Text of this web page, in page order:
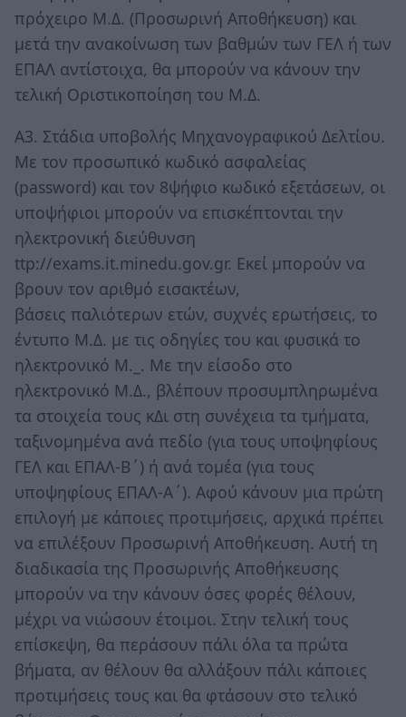
πρόχειρο Μ.Δ. (Προσωρινή Αποθήκευση) και
μετά την ανακοίνωση των βαθμών των ΓΕΛ ή των
ΕΠΑΛ αντίστοιχα, θα μπορούν να κάνουν την
τελική Οριστικοποίηση του Μ.Δ.
Α3. Στάδια υποβολής Μηχανογραφικού Δελτίου.
Με τον προσωπικό κωδικό ασφαλείας
(password) και τον 8ψήφιο κωδικό εξετάσεων, οι
υποψήφιοι μπορούν να επισκέπτονται την
ηλεκτρονική διεύθυνση
ttp://exams.it.minedu.gov.gr. Εκεί μπορούν να
βρουν τον αριθμό εισακτέων,
βάσεις παλιότερων ετών, συχνές ερωτήσεις, το
έντυπο Μ.Δ. με τις οδηγίες του και φυσικά το
ηλεκτρονικό Μ._. Με την είσοδο στο
ηλεκτρονικό Μ.Δ., βλέπουν προσυμπληρωμένα
τα στοιχεία τους κΔι στη συνέχεια τα τμήματα,
ταξινομημένα ανά πεδίο (για τους υποψηφίους
ΓΕΛ και ΕΠΑΛ-Β΄) ή ανά τομέα (για τους
υποψηφίους ΕΠΑΛ-Α΄). Αφού κάνουν μια πρώτη
επιλογή με κάποιες προτιμήσεις, αρχικά πρέπει
να επιλέξουν Προσωρινή Αποθήκευση. Αυτή τη
διαδικασία της Προσωρινής Αποθήκευσης
μπορούν να την κάνουν όσες φορές θέλουν,
μέχρι να νιώσουν έτοιμοι. Στην τελική τους
επίσκεψη, θα περάσουν πάλι όλα τα πρώτα
βήματα, αν θέλουν θα αλλάξουν πάλι κάποιες
προτιμήσεις τους και θα φτάσουν στο τελικό